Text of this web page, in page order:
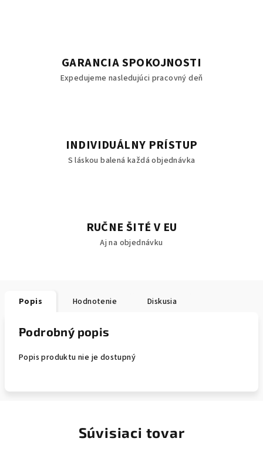
GARANCIA SPOKOJNOSTI
Expedujeme nasledujúci pracovný deň
INDIVIDUÁLNY PRÍSTUP
S láskou balená každá objednávka
RUČNE ŠITÉ V EU
Aj na objednávku
Popis Hodnotenie Diskusia
Podrobný popis
Popis produktu nie je dostupný
Súvisiaci tovar